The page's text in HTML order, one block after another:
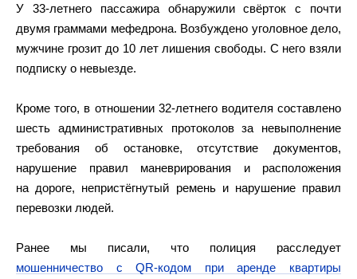
У 33-летнего пассажира обнаружили свёрток с почти
двумя граммами мефедрона. Возбуждено уголовное дело,
мужчине грозит до 10 лет лишения свободы. С него взяли
подписку о невыезде.
Кроме того, в отношении 32-летнего водителя составлено
шесть административных протоколов за невыполнение
требования об остановке, отсутствие документов,
нарушение правил маневрирования и расположения
на дороге, непристёгнутый ремень и нарушение правил
перевозки людей.
Ранее мы писали, что полиция расследует
мошенничество с QR‑кодом при аренде квартиры